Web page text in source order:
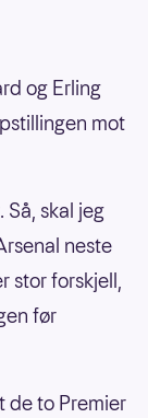
og Erling
mot
skal jeg
neste
stor forskjell,
før
de to Premier